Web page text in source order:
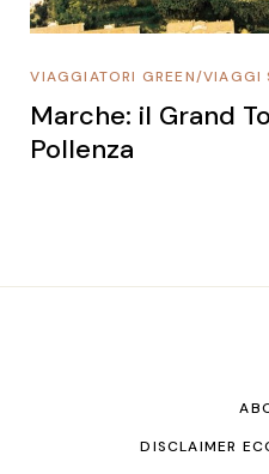
VIAGGI
/
VIAGGIATORI GREEN
Marche: il Grand
Pollenza
DISCLAIMER